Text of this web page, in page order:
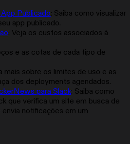
Publicado: Saiba como visualizar
app publicado.
: Veja os custos associados à
e as cotas de cada tipo de
mais sobre os limites de uso e as
dos deployments agendados.
para Slack: Saiba como
que verifica um site em busca de
notificações em um